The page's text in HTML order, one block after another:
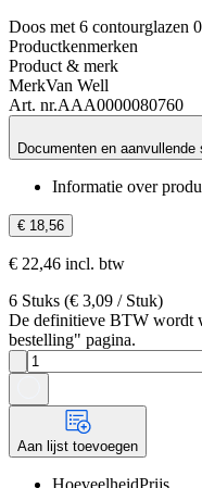
Doos met 6 contourglazen
Productkenmerken
Product & merk
MerkVan Well
Art. nr.AAA0000080760
Documenten en aanvullende
Informatie over
€ 18,56
€ 22,46 incl. btw
6 Stuks (€ 3,09 / Stuk)
De definitieve BTW wordt
bestelling" pagina.
Aan lijst toevoegen
HoeveelheidPrijs